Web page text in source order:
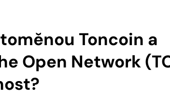
Toncoin a
Open Network